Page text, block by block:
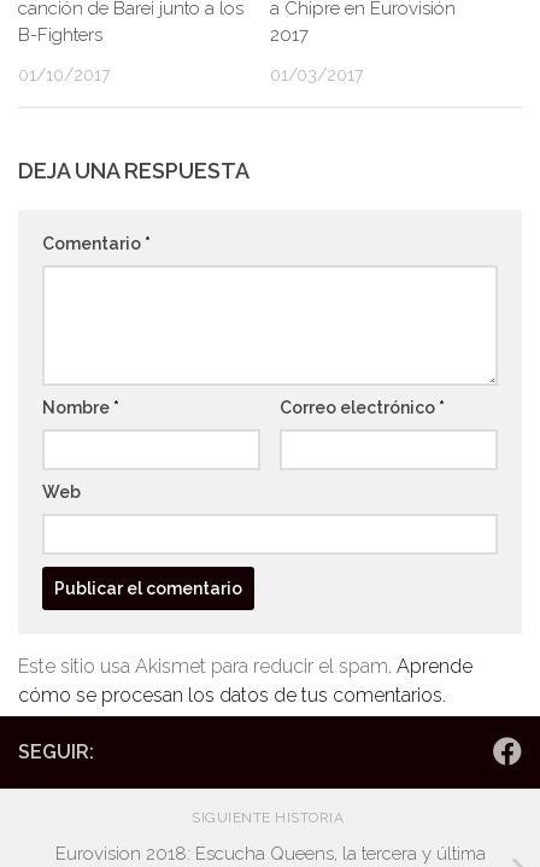
canción de Barei junto a los
B-Fighters
01/10/2017
a Chipre en Eurovisión
2017
01/03/2017
DEJA UNA RESPUESTA
Comentario *
Nombre * Correo electrónico *
Web
Este sitio usa Akismet para reducir el spam. Aprende
cómo se procesan los datos de tus comentarios.
SEGUIR:
SIGUIENTE HISTORIA
Eurovision 2018: Escucha Queens, la tercera y última